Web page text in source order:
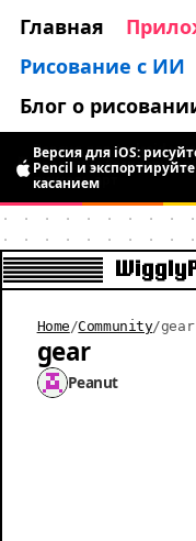
Главная
Рисование с ИИ
Блог о
Версия для Android
временно бесплатно,
пиксель-арт
Версия для iOS:
Pencil и
касанием
Home /Community/gear
gear
Peanut